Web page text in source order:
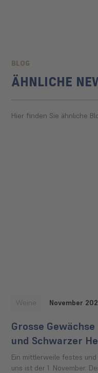
BLOG
ÄHNLICHE
Hier finden Sie ähnliche
Weine November
Grosse
und Schwarzer
Ein mittlerweile festes
uns ist der 1. November.